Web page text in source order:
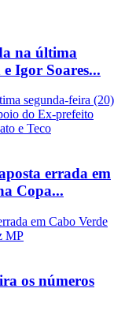
na última
Igor Soares...
errada em
Copa...
os números